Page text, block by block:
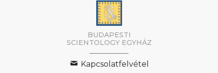
BUDAPESTI
SCIENTOLOGY EGYHÁZ
Kapcsolatfelvétel